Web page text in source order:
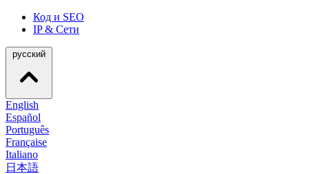
Код и SEO
IP & Сети
English
Español
Português
Française
Italiano
日本語